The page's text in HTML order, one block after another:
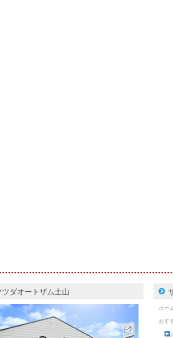
ツダオートザム土山
ホー
おす